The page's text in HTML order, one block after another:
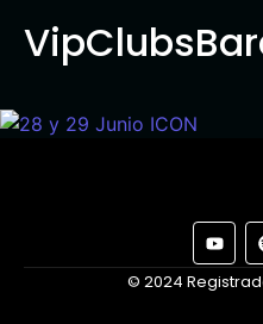
© 2024